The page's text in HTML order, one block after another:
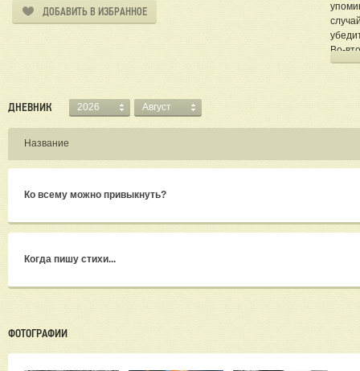
ДОБАВИТЬ В ИЗБРАННОЕ
Во-
во
В-
ДНЕВНИК 2026 Август
Название
Ко всему можно привыкнуть?
Когда пишу стихи...
ФОТОГРАФИИ